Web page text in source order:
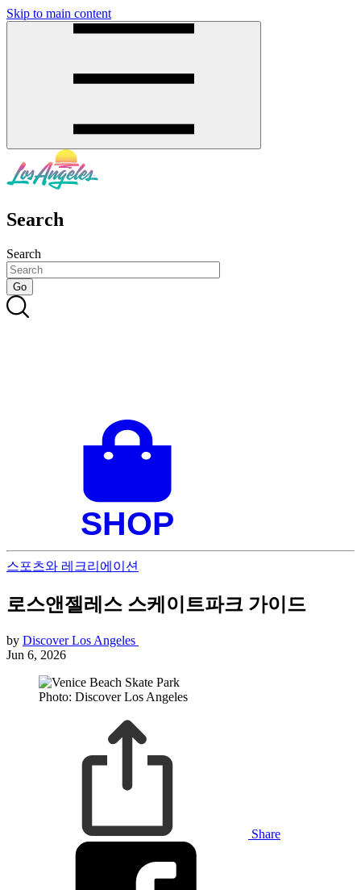
Skip to main content
Search
Search
스포츠와 레크리에이션
로스앤젤레스 스케이트파크 가이드
by Discover Los Angeles
Jun 6, 2026
Photo: Discover Los Angeles
Share